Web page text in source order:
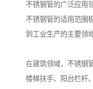
不锈钢管的广泛应用
不锈钢管的适用范围
到工业生产的主要领域
在建筑领域，不锈钢
楼梯扶手、阳台栏杆